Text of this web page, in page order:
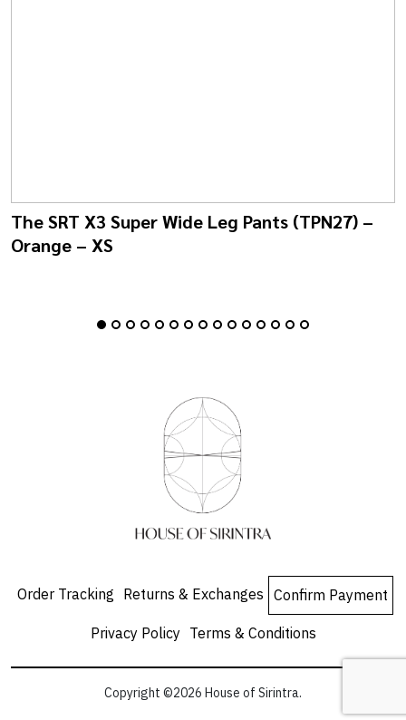
The SRT X3 Super Wide Leg Pants (TPN27) –
Orange – XS
Order Tracking Returns & Exchanges Confirm Payment
Privacy Policy Terms & Conditions
Copyright ©2026 House of Sirintra.